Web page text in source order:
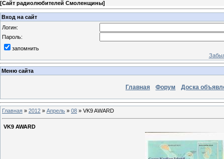
[Сайт радиолюбителей Смоленщины]
Вход на сайт
Логин:
Пароль:
запомнить
Меню сайта
Главная Форум Доска
Главная » 2012 » Апрель » 08 » VK9 AWARD
VK9 AWARD